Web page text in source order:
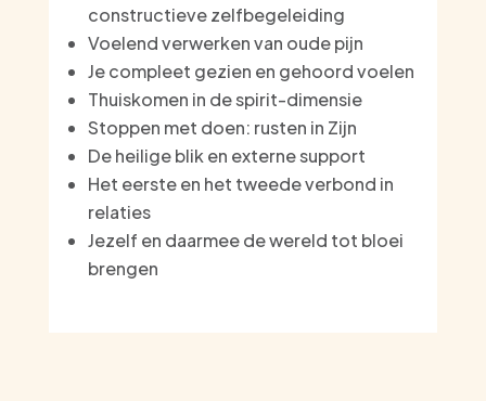
constructieve zelfbegeleiding
Voelend verwerken van oude pijn
Je compleet gezien en gehoord voelen
Thuiskomen in de spirit-dimensie
Stoppen met doen: rusten in Zijn
De heilige blik en externe support
Het eerste en het tweede verbond in
relaties
Jezelf en daarmee de wereld tot bloei
brengen